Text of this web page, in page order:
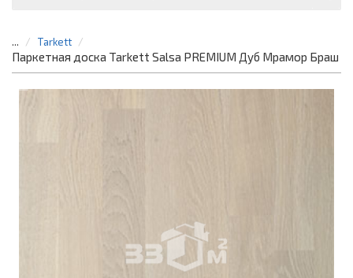
... Tarkett
Паркетная доска Tarkett Salsa PREMIUM Дуб Мрамор Браш